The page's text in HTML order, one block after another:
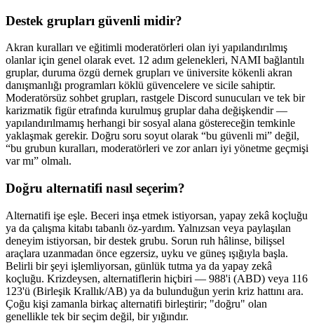
Destek grupları güvenli midir?
Akran kuralları ve eğitimli moderatörleri olan iyi yapılandırılmış
olanlar için genel olarak evet. 12 adım gelenekleri, NAMI bağlantılı
gruplar, duruma özgü dernek grupları ve üniversite kökenli akran
danışmanlığı programları köklü güvencelere ve sicile sahiptir.
Moderatörsüz sohbet grupları, rastgele Discord sunucuları ve tek bir
karizmatik figür etrafında kurulmuş gruplar daha değişkendir —
yapılandırılmamış herhangi bir sosyal alana göstereceğin temkinle
yaklaşmak gerekir. Doğru soru soyut olarak “bu güvenli mi” değil,
“bu grubun kuralları, moderatörleri ve zor anları iyi yönetme geçmişi
var mı” olmalı.
Doğru alternatifi nasıl seçerim?
Alternatifi işe eşle. Beceri inşa etmek istiyorsan, yapay zekâ koçluğu
ya da çalışma kitabı tabanlı öz-yardım. Yalnızsan veya paylaşılan
deneyim istiyorsan, bir destek grubu. Sorun ruh hâlinse, bilişsel
araçlara uzanmadan önce egzersiz, uyku ve güneş ışığıyla başla.
Belirli bir şeyi işlemliyorsan, günlük tutma ya da yapay zekâ
koçluğu. Krizdeysen, alternatiflerin hiçbiri — 988'i (ABD) veya 116
123'ü (Birleşik Krallık/AB) ya da bulunduğun yerin kriz hattını ara.
Çoğu kişi zamanla birkaç alternatifi birleştirir; "doğru" olan
genellikle tek bir seçim değil, bir yığındır.